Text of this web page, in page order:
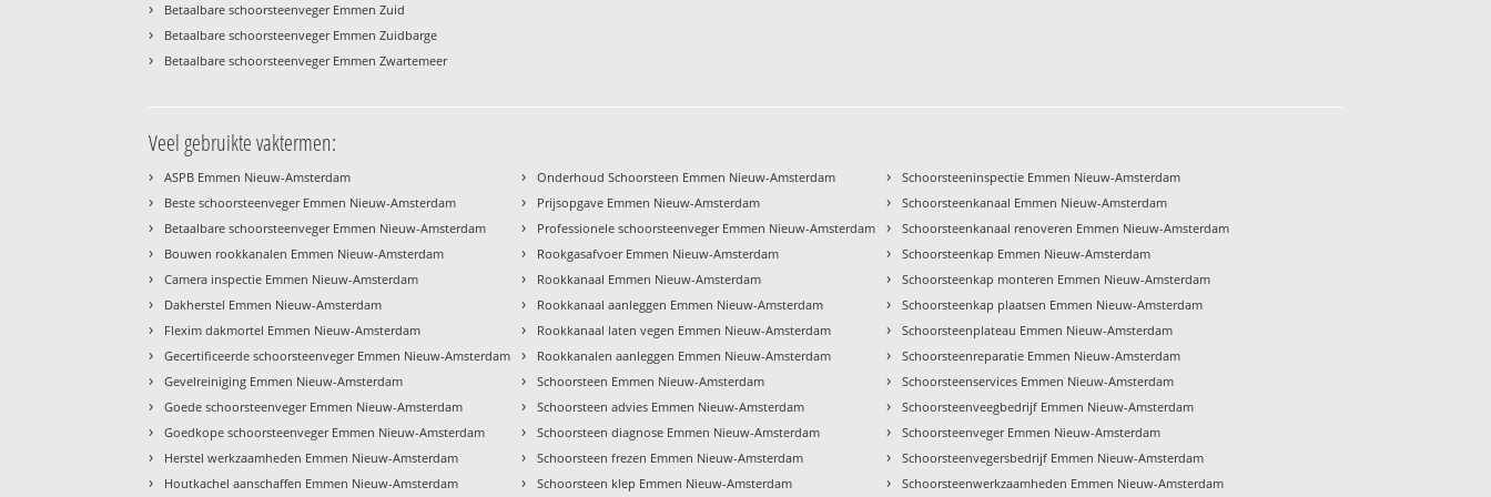
› Betaalbare schoorsteenveger Emmen Zuid
› Betaalbare schoorsteenveger Emmen Zuidbarge
› Betaalbare schoorsteenveger Emmen Zwartemeer
Veel gebruikte vaktermen:
› ASPB Emmen Nieuw-Amsterdam
› Beste schoorsteenveger Emmen Nieuw-Amsterdam
› Betaalbare schoorsteenveger Emmen Nieuw-Amsterdam
› Bouwen rookkanalen Emmen Nieuw-Amsterdam
› Camera inspectie Emmen Nieuw-Amsterdam
› Dakherstel Emmen Nieuw-Amsterdam
› Flexim dakmortel Emmen Nieuw-Amsterdam
› Gecertificeerde schoorsteenveger Emmen Nieuw-Amsterdam
› Gevelreiniging Emmen Nieuw-Amsterdam
› Goede schoorsteenveger Emmen Nieuw-Amsterdam
› Goedkope schoorsteenveger Emmen Nieuw-Amsterdam
› Herstel werkzaamheden Emmen Nieuw-Amsterdam
› Houtkachel aanschaffen Emmen Nieuw-Amsterdam
› Onderhoud Schoorsteen Emmen Nieuw-Amsterdam
› Prijsopgave Emmen Nieuw-Amsterdam
› Professionele schoorsteenveger Emmen Nieuw-Amsterdam
› Rookgasafvoer Emmen Nieuw-Amsterdam
› Rookkanaal Emmen Nieuw-Amsterdam
› Rookkanaal aanleggen Emmen Nieuw-Amsterdam
› Rookkanaal laten vegen Emmen Nieuw-Amsterdam
› Rookkanalen aanleggen Emmen Nieuw-Amsterdam
› Schoorsteen Emmen Nieuw-Amsterdam
› Schoorsteen advies Emmen Nieuw-Amsterdam
› Schoorsteen diagnose Emmen Nieuw-Amsterdam
› Schoorsteen frezen Emmen Nieuw-Amsterdam
› Schoorsteen klep Emmen Nieuw-Amsterdam
› Schoorsteeninspectie Emmen Nieuw-Amsterdam
› Schoorsteenkanaal Emmen Nieuw-Amsterdam
› Schoorsteenkanaal renoveren Emmen Nieuw-Amsterdam
› Schoorsteenkap Emmen Nieuw-Amsterdam
› Schoorsteenkap monteren Emmen Nieuw-Amsterdam
› Schoorsteenkap plaatsen Emmen Nieuw-Amsterdam
› Schoorsteenplateau Emmen Nieuw-Amsterdam
› Schoorsteenreparatie Emmen Nieuw-Amsterdam
› Schoorsteenservices Emmen Nieuw-Amsterdam
› Schoorsteenveegbedrijf Emmen Nieuw-Amsterdam
› Schoorsteenveger Emmen Nieuw-Amsterdam
› Schoorsteenvegersbedrijf Emmen Nieuw-Amsterdam
› Schoorsteenwerkzaamheden Emmen Nieuw-Amsterdam